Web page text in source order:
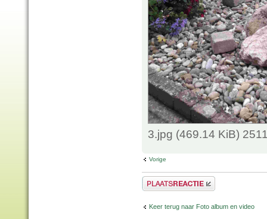
3.jpg (469.14 KiB)
Vorige
Plaats een reactie
Keer terug naar Foto album en video